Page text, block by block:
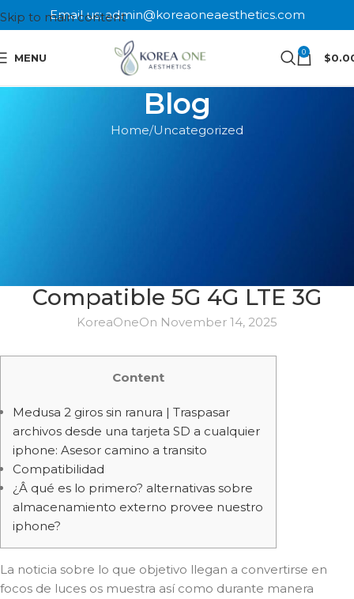
Skip to main content
Email us: admin@koreaoneaesthetics.com
MENU 0 $
Blog
Home Uncategorized
Compatible 5G 4G LTE 3G
KoreaOneOn November 14, 2025
Content
Medusa 2 giros sin ranura | Traspasar
archivos desde una tarjeta SD a cualquier
iphone: Asesor camino a transito
Compatibilidad
¿Â qué es lo primero? alternativas sobre
almacenamiento externo provee nuestro
iphone?
La noticia sobre lo que objetivo llegan a convertirse en
focos de luces os muestra así­ como durante manera